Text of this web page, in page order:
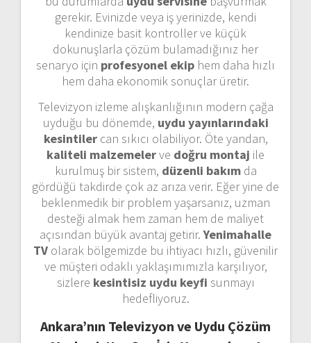
gerekir. Evinizde veya iş yerinizde, kendi
kendinize basit kontroller ve küçük
dokunuşlarla çözüm bulamadığınız her
senaryo için profesyonel ekip hem daha hızlı
hem daha ekonomik sonuçlar üretir.
Televizyon izleme alışkanlığının modern çağa
uyduğu bu dönemde, uydu yayınlarındaki
kesintilercan sıkıcı olabiliyor. Öte yandan,
kaliteli malzemelerve doğru montaj ile
kurulmuş bir sistem, düzenli bakımda
gördüğü takdirde çok az arıza verir. Eğer yine de
beklenmedik bir problem yaşarsanız, uzman
desteği almak hem zaman hem de maliyet
açısından büyük avantaj getirir.Yenimahalle
TV olarak bölgemizde bu ihtiyacı hızlı, güvenilir
ve müşteri odaklı yaklaşımımızla karşılıyor,
sizlere kesintisiz uydu keyfi sunmayı
hedefliyoruz.
Ankara’nın Televizyon ve Uydu Çözüm